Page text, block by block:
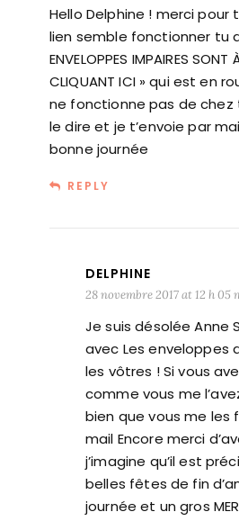
Hello Delphine ! merci pour
lien semble fonctionner tu
ENVELOPPES IMPAIRES SONT
CLIQUANT ICI » qui est en
ne fonctionne pas de chez
le dire et je t’envoie par
bonne journée
REPLY
DELPHINE
28 novembre 2017 at 12 h 05
Je suis désolée Anne
avec Les enveloppes
les vôtres ! Si vous
comme vous me
bien que vous me les
mail Encore merci
j’imagine qu’il est
belles fêtes de fin
journée et un gros